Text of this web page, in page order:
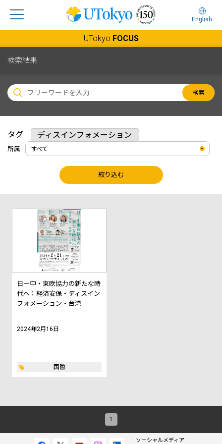
English
UTokyo FOCUS
検索結果
検索
タグ ディスインフォメーション
所属
絞り込む
日－中・東欧協力の新たな時
代へ：経済安保・ディスイン
フォメーション・台湾
2024年2月16日
国際
1
ソーシャルメディア